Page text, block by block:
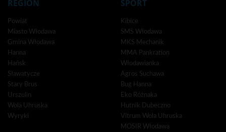
REGION
Powiat
Miasto Włodawa
Gmina Włodawa
Hanna
Hańsk
Sławatycze
Stary Brus
Urszulin
Wola Uhruska
Wyryki
SPORT
Kibice
SMS Włodawa
MKS Mechanik
MMA Pankration
Włodawianka
Agros Suchawa
Bug Hanna
Eko Różnaka
Hutnik Dubeczno
Vitrum Wola Uhruska
MOSIR Włodawa